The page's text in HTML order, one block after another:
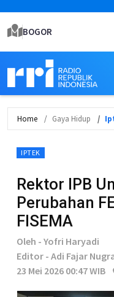
BOGOR
Home Gaya Hidup
IPTEK
Rektor IPB
Perubahan
FISEMA
Oleh - Yofri Haryadi
Editor - Adi Fajar
23 Mei 2026 00:47 WIB